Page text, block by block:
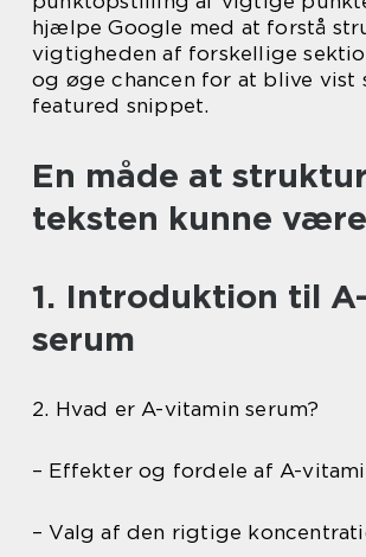
hjælpe Google med at forstå
vigtigheden af forskellige
og øge chancen for at blive vist
featured snippet.
En måde at
teksten kunne
1. Introduktion til
serum
2. Hvad er A-vitamin serum?
– Effekter og fordele af A-
– Valg af den rigtige